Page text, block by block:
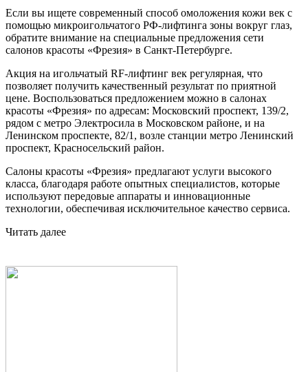
Если вы ищете современный способ омоложения кожи век с
помощью микроигольчатого РФ-лифтинга зоны вокруг глаз,
обратите внимание на специальные предложения сети
салонов красоты «Фрезия» в Санкт-Петербурге.
Акция на игольчатый RF-лифтинг век регулярная, что
позволяет получить качественный результат по приятной
цене. Воспользоваться предложением можно в салонах
красоты «Фрезия» по адресам: Московский проспект, 139/2,
рядом с метро Электросила в Московском районе, и на
Ленинском проспекте, 82/1, возле станции метро Ленинский
проспект, Красносельский район.
Салоны красоты «Фрезия» предлагают услуги высокого
класса, благодаря работе опытных специалистов, которые
используют передовые аппараты и инновационные
технологии, обеспечивая исключительное качество сервиса.
Читать далее